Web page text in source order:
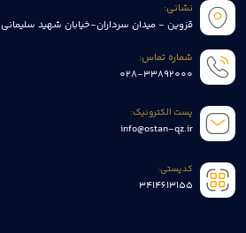
نشانی:
قزوین - میدان سرداران-خیابان شهید سلیمانی
شماره تماس:
028-33892000
پست الکترونیک:
info@ostan-qz.ir
کدپستی:
3414613155